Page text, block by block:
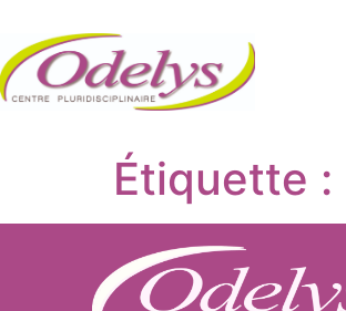
Étiquette :